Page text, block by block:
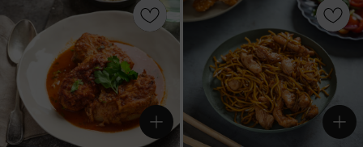
הוספה לסל הוספה לסל